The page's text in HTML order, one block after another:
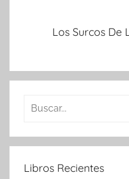
Los Surcos De
Buscar:
Libros Recientes